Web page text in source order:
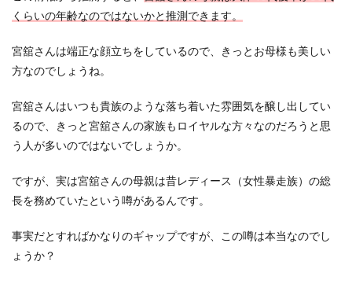
くらいの年齢なのではないかと推測できます。
宮舘さんは端正な顔立ちをしているので、きっとお母様も美しい
方なのでしょうね。
宮舘さんはいつも貴族のような落ち着いた雰囲気を醸し出してい
るので、きっと宮舘さんの家族もロイヤルな方々なのだろうと思
う人が多いのではないでしょうか。
ですが、実は宮舘さんの母親は昔レディース（女性暴走族）の総
長を務めていたという噂があるんです。
事実だとすればかなりのギャップですが、この噂は本当なのでし
ょうか？